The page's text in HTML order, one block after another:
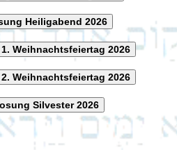
Heiligabend 2026
Weihnachtsfeiertag 2026
Weihnachtsfeiertag 2026
Silvester 2026